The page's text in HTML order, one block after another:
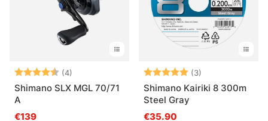
Arvio: (4)
4.5 5:sta tähdestä
Shimano SLX MGL 70/71
A
€139
Arvio: (3)
Shimano Kairiki 8 300m
Steel Gray
€35.90